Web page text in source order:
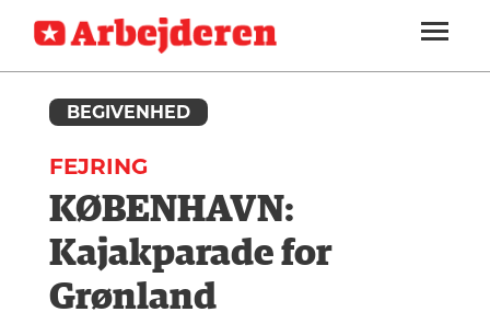
SEKTIONER
ARBEJDEREN
MENER
FAGLIGT
UDLAND
KALENDER
SOUNDCLOUD
ABONNER
LOG IND
OM
ARBEJDEREN
BEGIVENHED
FEJRING
KØBENHAVN:
Kajakparade for
Grønland